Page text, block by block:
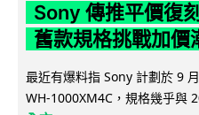
Sony 傳推平價復
舊款規格挑戰加價
最近有爆料指 Sony 計劃於 9
WH-1000XM4C，規格幾乎與